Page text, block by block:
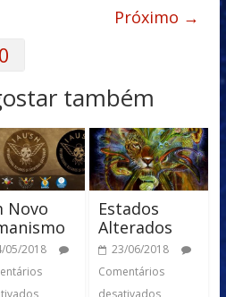
Próximo →
0
também
Novo
05/2018
Estados
Alterados
23/06/2018
Comentários
desativados